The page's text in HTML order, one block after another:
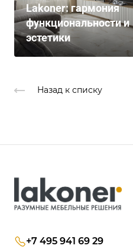
Lakoner: гармония
функциональности и
эстетики
Назад к списку
+7 495 941 69 29